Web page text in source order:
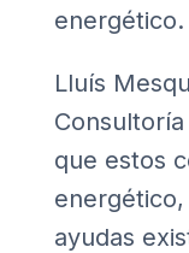
energético.
Lluís
que estos
ayudas